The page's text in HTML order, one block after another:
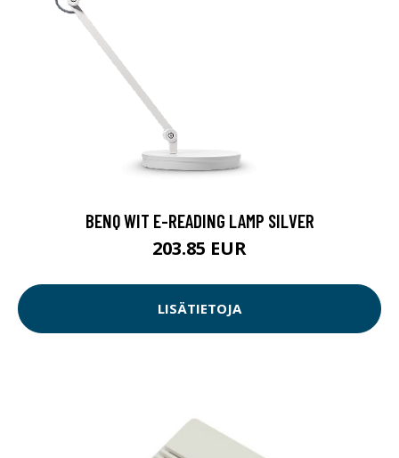
BENQ WIT E-READING LAMP SILVER
203.85 EUR
LISÄTIETOJA